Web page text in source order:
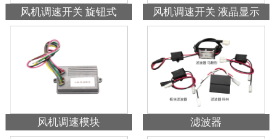
风机调速开关 旋钮式 风机调速开关 液晶显示
风机调速模块 滤波器